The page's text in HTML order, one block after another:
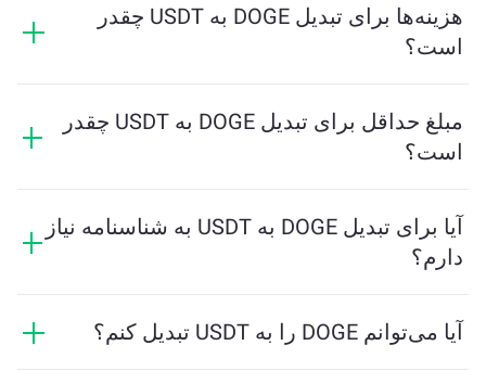
ابزار مقدار تخمینی USDT دریافتی را محاسبه خواهد کرد.
سپس مراحل را دنبال کنید تا تراکنش کامل شود.
هزینه‌ها برای تبدیل DOGE به USDT چقدر
است؟
متفاوت است. ChangeNOW نرخ‌های رقابتی را بدون
هزینه‌های پنهان ارائه می‌دهد، و مبلغ نهایی قبل از تایید
مبلغ حداقل برای تبدیل DOGE به USDT چقدر
است؟
پلتفرم به‌طور خودکار حداقل مبلغ مورد نیاز برای تضمین
انجام تراکنش روان را محاسبه می‌کند. اما در بیشتر موارد،
آیا برای تبدیل DOGE به USDT به شناسنامه نیاز
دارم؟
فرایند را سریع و ناشناس می‌کند. با این حال، اگر واردآیا می‌توانم DOGE را به USDT تبدیل کنم؟